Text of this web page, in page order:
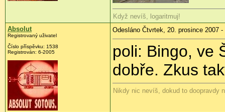
Když nevíš, logaritmuj!
Absolut
Registrovaný uživatel
Číslo příspěvku: 1538
Registrován: 6-2005
Odesláno Čtvrtek, 20. prosince 2007 -
poli: Bingo, ve
dobře. Zkus
Nikdy nic nevíš, dokud to doopravdy